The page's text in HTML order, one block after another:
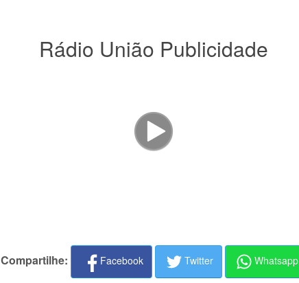
Rádio União Publicidade
Compartilhe: Facebook Twitter Whatsapp